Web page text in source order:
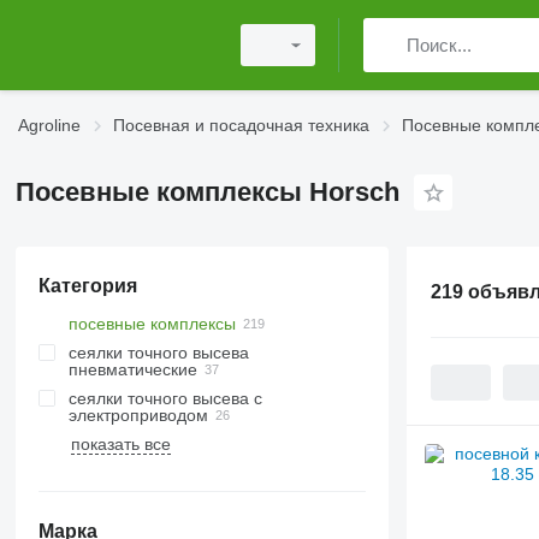
Agroline Посевная и посадочная техника Посевные
Посевные комплексы Horsch
Категория
посевные комплексы
сеялки точного высева
пневматические
сеялки точного высева с
электроприводом
показать все
Марка
219